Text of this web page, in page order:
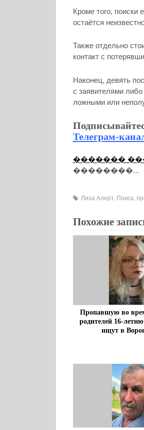
Кроме того, поиски
остаётся
Также отдельно
контакт с
Наконец, девять
с заявителями
ложными или
Телеграм-
�������
��������...
Лиза Алерт, Поиск,
Похожие
Пропавшую во
родителей 16-
ищут в